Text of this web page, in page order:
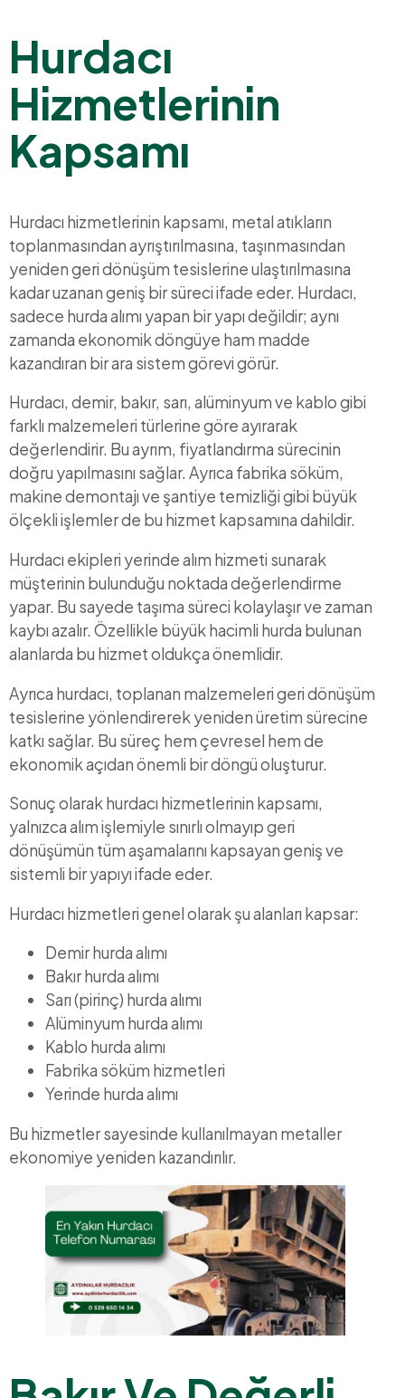
Hurdacı
Hizmetlerinin
Kapsamı
Hurdacı hizmetlerinin kapsamı, metal atıkların
toplanmasından ayrıştırılmasına, taşınmasından
yeniden geri dönüşüm tesislerine ulaştırılmasına
kadar uzanan geniş bir süreci ifade eder. Hurdacı,
sadece hurda alımı yapan bir yapı değildir; aynı
zamanda ekonomik döngüye ham madde
kazandıran bir ara sistem görevi görür.
Hurdacı, demir, bakır, sarı, alüminyum ve kablo gibi
farklı malzemeleri türlerine göre ayırarak
değerlendirir. Bu ayrım, fiyatlandırma sürecinin
doğru yapılmasını sağlar. Ayrıca fabrika söküm,
makine demontajı ve şantiye temizliği gibi büyük
ölçekli işlemler de bu hizmet kapsamına dahildir.
Hurdacı ekipleri yerinde alım hizmeti sunarak
müşterinin bulunduğu noktada değerlendirme
yapar. Bu sayede taşıma süreci kolaylaşır ve zaman
kaybı azalır. Özellikle büyük hacimli hurda bulunan
alanlarda bu hizmet oldukça önemlidir.
Ayrıca hurdacı, toplanan malzemeleri geri dönüşüm
tesislerine yönlendirerek yeniden üretim sürecine
katkı sağlar. Bu süreç hem çevresel hem de
ekonomik açıdan önemli bir döngü oluşturur.
Sonuç olarak hurdacı hizmetlerinin kapsamı,
yalnızca alım işlemiyle sınırlı olmayıp geri
dönüşümün tüm aşamalarını kapsayan geniş ve
sistemli bir yapıyı ifade eder.
Hurdacı hizmetleri genel olarak şu alanları kapsar:
Demir hurda alımı
Bakır hurda alımı
Sarı (pirinç) hurda alımı
Alüminyum hurda alımı
Kablo hurda alımı
Fabrika söküm hizmetleri
Yerinde hurda alımı
Bu hizmetler sayesinde kullanılmayan metaller
ekonomiye yeniden kazandırılır.